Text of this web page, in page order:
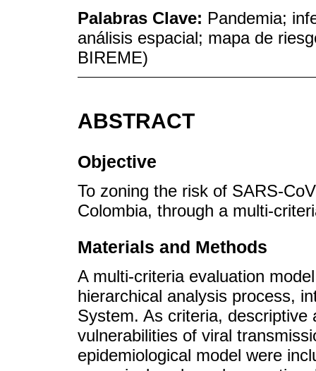
Palabras Clave: Pandemia;
análisis espacial; mapa de
BIREME)
ABSTRACT
Objective
To zoning the risk of SARS-
Colombia, through a multi-
Materials and Methods
A multi-criteria evaluation
hierarchical analysis process,
System. As criteria,
vulnerabilities of viral
epidemiological model were